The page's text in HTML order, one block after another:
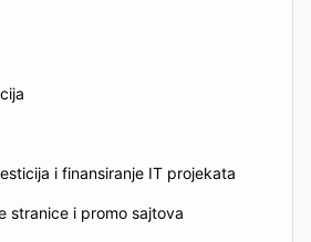
i finansiranje IT projekata
stranice i promo sajtova